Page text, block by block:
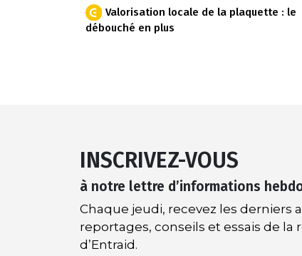
Valorisation locale de la plaquette : le
débouché en plus
INSCRIVEZ-VOUS
à notre lettre d’informations
Chaque jeudi, recevez les derniers
reportages, conseils et essais de la
d’Entraid.